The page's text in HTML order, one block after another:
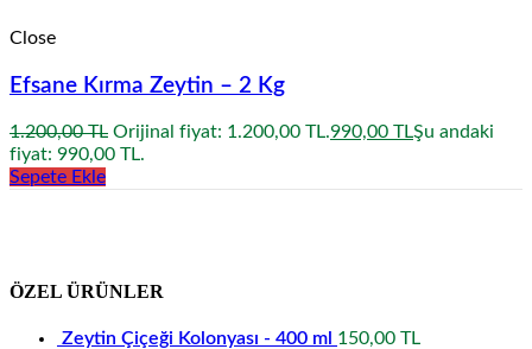
Close
Efsane Kırma Zeytin – 2 Kg
1.200,00TL Orijinal fiyat: 1.200,00 TL.990,00 TLŞu andaki
fiyat: 990,00 TL.
Sepete Ekle
ÖZEL ÜRÜNLER
Zeytin Çiçeği Kolonyası - 400 ml 150,00 TL